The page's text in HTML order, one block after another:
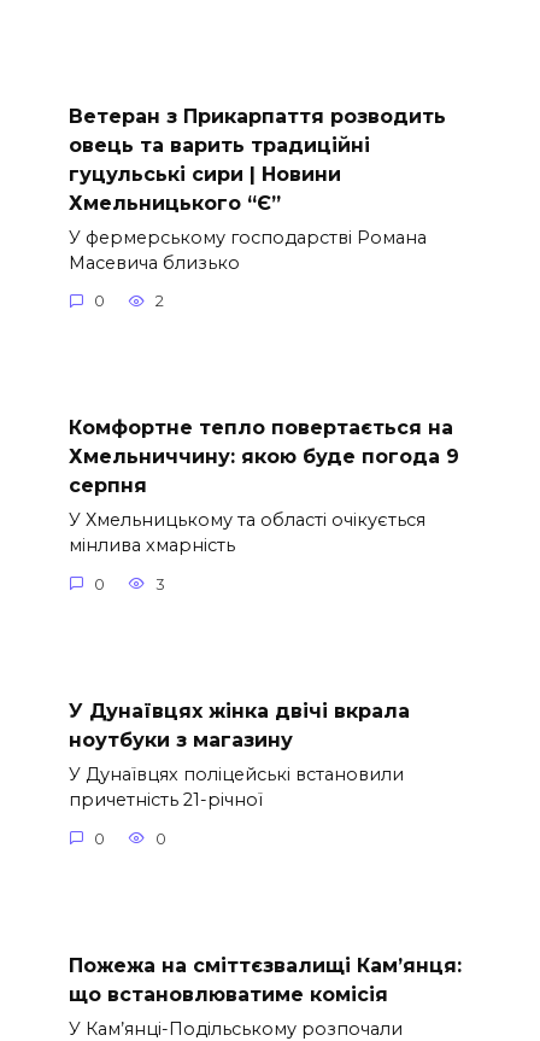
Ветеран з Прикарпаття розводить
овець та варить традиційні
гуцульські сири | Новини
Хмельницького “Є”
У фермерському господарстві Романа
Масевича близько
0 2
Комфортне тепло повертається на
Хмельниччину: якою буде погода 9
серпня
У Хмельницькому та області очікується
мінлива хмарність
0 3
У Дунаївцях жінка двічі вкрала
ноутбуки з магазину
У Дунаївцях поліцейські встановили
причетність 21-річної
0 0
Пожежа на сміттєзвалищі Кам’янця:
що встановлюватиме комісія
У Кам’янці-Подільському розпочали